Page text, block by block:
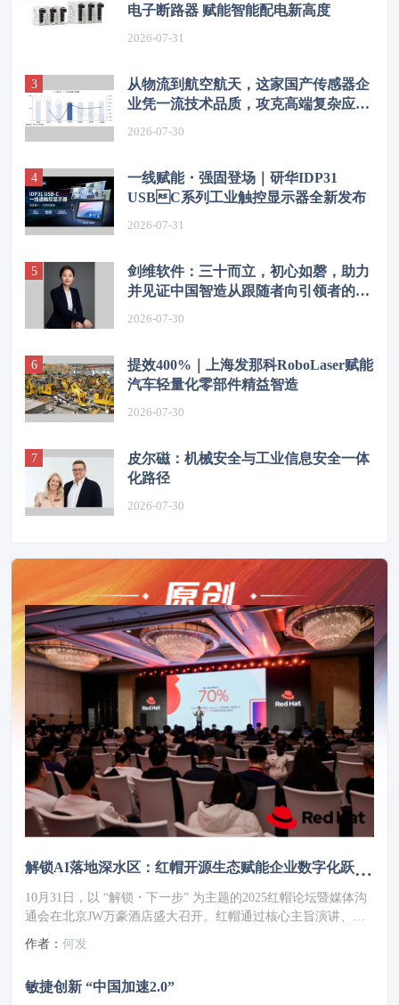
电子断路器 赋能智能配电新高度
2026-07-31
从物流到航空航天，这家国产传感器企
业凭一流技术品质，攻克高端复杂应用
2026-07-30
一线赋能・强固登场｜研华IDP31
USBC系列工业触控显示器全新发布
2026-07-31
剑维软件：三十而立，初心如磬，助力
并见证中国智造从跟随者向引领者的华
2026-07-30
提效400%｜上海发那科RoboLaser赋能
汽车轻量化零部件精益智造
2026-07-30
皮尔磁：机械安全与工业信息安全一体
化路径
2026-07-30
解锁AI落地深水区：红帽开源生态赋能企业数字化跃迁 ——2025红帽论坛重磅发布车用OS
10月31日，以 “解锁・下一步” 为主题的2025红帽论坛暨媒体沟
通会在北京JW万豪酒店盛大召开。红帽通过核心主旨演讲、重
磅新品发布、权威报告解读及高层对话，全方位展现了其以开源
技术破解行业痛点、引领企业数字化转型的实力与愿景，为 AI
作者： 何发
敏捷创新 “中国加速2.0”